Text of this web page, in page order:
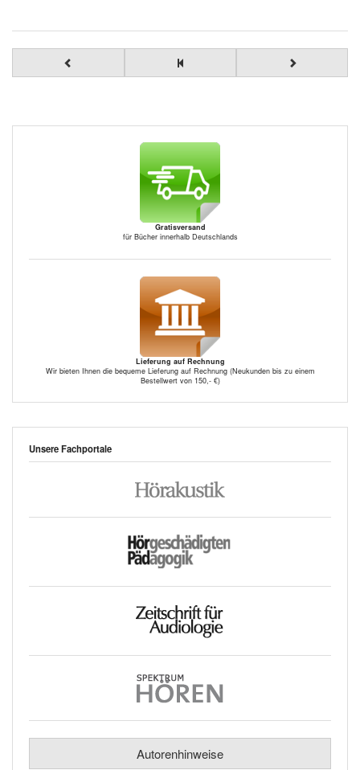
Gratisversand
für Bücher innerhalb Deutschlands
Lieferung auf Rechnung
Wir bieten Ihnen die bequeme Lieferung auf Rechnung (Neukunden bis zu einem
Bestellwert von 150,- €)
Unsere Fachportale
Autorenhinweise